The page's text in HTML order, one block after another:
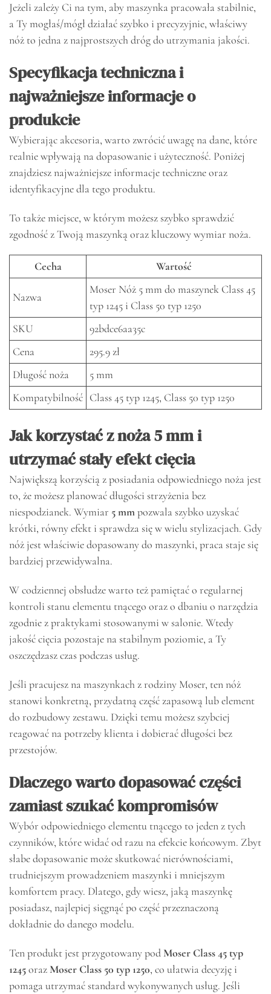
Jeżeli zależy Ci na tym, aby maszynka pracowała stabilnie,
a Ty mogłaś/mógł działać szybko i precyzyjnie, właściwy
nóż to jedna z najprostszych dróg do utrzymania jakości.
Specyfikacja techniczna i
najważniejsze informacje o
produkcie
Wybierając akcesoria, warto zwrócić uwagę na dane, które
realnie wpływają na dopasowanie i użyteczność. Poniżej
znajdziesz najważniejsze informacje techniczne oraz
identyfikacyjne dla tego produktu.
To także miejsce, w którym możesz szybko sprawdzić
zgodność z Twoją maszynką oraz kluczowy wymiar noża.
Cecha Wartość
Nazwa
Moser Nóż 5 mm do maszynek Class 45
typ 1245 i Class 50 typ 1250
SKU
92bdce6aa35c
Cena
295.9 zł
Długość noża
5 mm
Kompatybilność Class 45 typ 1245, Class 50 typ 1250
Jak korzystać z noża 5 mm i
utrzymać stały efekt cięcia
Największą korzyścią z posiadania odpowiedniego noża jest
to, że możesz planować długości strzyżenia bez
niespodzianek. Wymiar 5 mmpozwala szybko uzyskać
krótki, równy efekt i sprawdza się w wielu stylizacjach. Gdy
nóż jest właściwie dopasowany do maszynki, praca staje się
bardziej przewidywalna.
W codziennej obsłudze warto też pamiętać o regularnej
kontroli stanu elementu tnącego oraz o dbaniu o narzędzia
zgodnie z praktykami stosowanymi w salonie. Wtedy
jakość cięcia pozostaje na stabilnym poziomie, a Ty
oszczędzasz czas podczas usług.
Jeśli pracujesz na maszynkach z rodziny Moser, ten nóż
stanowi konkretną, przydatną część zapasową lub element
do rozbudowy zestawu. Dzięki temu możesz szybciej
reagować na potrzeby klienta i dobierać długości bez
przestojów.
Dlaczego warto dopasować części
zamiast szukać kompromisów
Wybór odpowiedniego elementu tnącego to jeden z tych
czynników, które widać od razu na efekcie końcowym. Zbyt
słabe dopasowanie może skutkować nierównościami,
trudniejszym prowadzeniem maszynki i mniejszym
komfortem pracy. Dlatego, gdy wiesz, jaką maszynkę
posiadasz, najlepiej sięgnąć po część przeznaczoną
dokładnie do danego modelu.
Ten produkt jest przygotowany podMoser Class 45 typ
1245orazMoser Class 50 typ 1250, co ułatwia decyzję i
pomaga utrzymać standard wykonywanych usług. Jeśli